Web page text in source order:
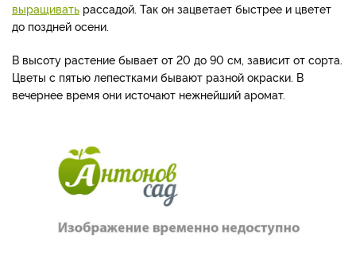
выращивать рассадой. Так он зацветает быстрее и цветет
до поздней осени.
В высоту растение бывает от 20 до 90 см, зависит от сорта.
Цветы с пятью лепестками бывают разной окраски. В
вечернее время они источают нежнейший аромат.